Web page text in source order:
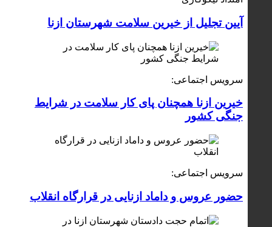
آیین تجلیل از خیرین سلامت شهرستان ازنا
سرویس اجتماعی:
خیرین ازنا همچنان پای کار سلامت در شرایط
جنگی کشور
سرویس اجتماعی:
حضور عروس و داماد ازنایی در قرارگاه انقلاب